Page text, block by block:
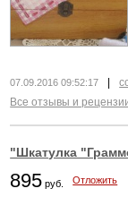
07.09.2016 09:52:17
Все отзывы и
"Шкатулка
895 руб. Отложить